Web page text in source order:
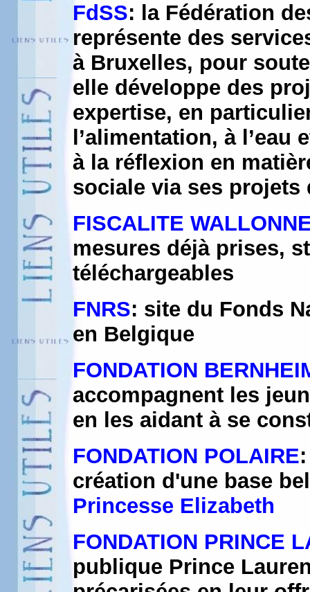
FdSS: la Fédération
représente des
à Bruxelles, pour
elle développe des
expertise, en
l’alimentation, à
à la réflexion en
sociale via ses projets
FISCALITE
mesures déjà prises,
téléchargeables
FNRS: site du Fonds
en Belgique
FONDATION
accompagnent les
en les aidant à se
FONDATION POLAIRE
création d'une base
Princesse Elizabeth
FONDATION PRINCE
publique Prince